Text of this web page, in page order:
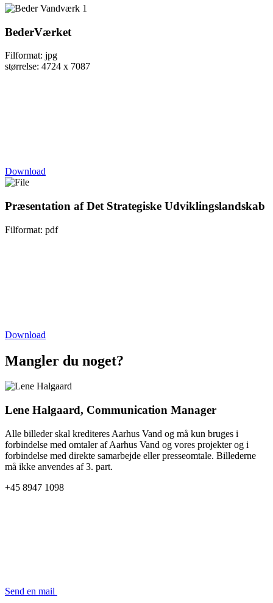
BederVærket
Filformat: jpg
størrelse: 4724 x 7087
Download
Præsentation af Det Strategiske Udviklingslandskab
Filformat: pdf
Download
Mangler du noget?
Lene Halgaard, Communication Manager
Alle billeder skal krediteres Aarhus Vand og må kun bruges i
forbindelse med omtaler af Aarhus Vand og vores projekter og i
forbindelse med direkte samarbejde eller presseomtale. Billederne
må ikke anvendes af 3. part.
+45 8947 1098
Send en mail